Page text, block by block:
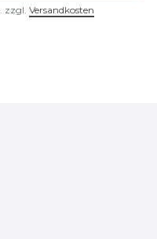
zzgl. Versandkosten